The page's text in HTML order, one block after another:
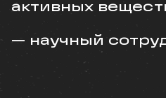
активных
— научный